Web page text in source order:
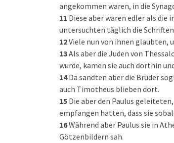
angekommen waren, in die
11 Diese aber waren edler als
untersuchten täglich die
12Viele nun von ihnen glaubten,
13Als aber die Juden von
wurde, kamen sie auch dorthin
14Da sandten aber die Brüder
auch Timotheus blieben dort.
15 Die aber den Paulus
empfangen hatten, dass sie
16Während aber Paulus sie in
Götzenbildern sah.